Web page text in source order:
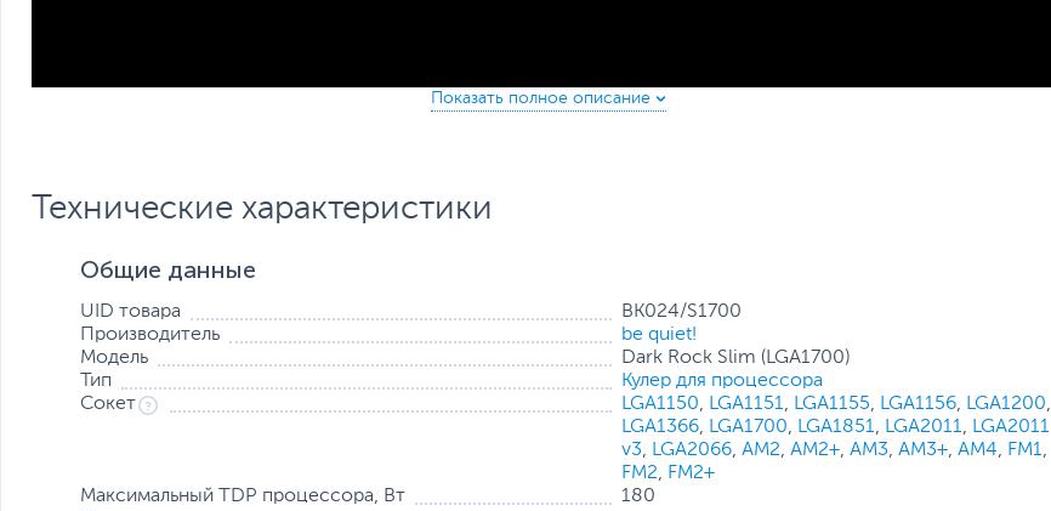
Вентилятор Silent Wings 120mm PWM имеет семь оптимизированных для лучшего воздушного потока лопастей,
Технические характеристики
Общие данные
UID товара
BK024/S1700
Производитель
be quiet!
Модель
Dark Rock Slim (LGA1700)
Тип
Кулер для процессора
Сокет
LGA1150, LGA1151, LGA1155, LGA1156, LGA1200,
LGA1366, LGA1700, LGA1851, LGA2011, LGA2011
v3, LGA2066,AM2,AM2+,AM3,AM3+,AM4, FM1,
FM2, FM2+
Максимальный TDP процессора, Вт
180